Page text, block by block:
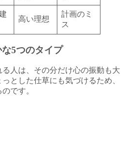
高い理想
計画のミ
ス
5つのタイプ
人は、その分だけ心の振動も大
とした仕草にも気づけるため、
です。